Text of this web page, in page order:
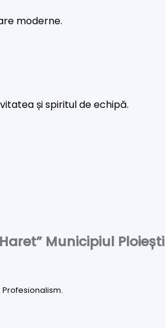
moderne.
și spiritul de echipă.
Municipiul Ploiești